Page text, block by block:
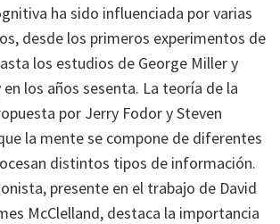
ha sido influenciada por varias
desde los primeros experimentos de
los estudios de George Miller y
los años sesenta. La teoría de la
por Jerry Fodor y Steven
la mente se compone de diferentes
distintos tipos de información.
presente en el trabajo de David
McClelland, destaca la importancia